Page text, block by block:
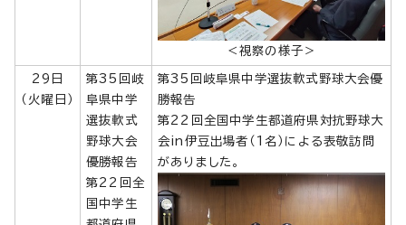
＜視察の様子＞
29日
（火曜日）
第35回岐
阜県中学
選抜軟式
野球大会
優勝報告
第22回全
国中学生
第35回岐阜県中学選抜軟式野球大会優
勝報告
第22回全国中学生都道府県対抗野球大
会in伊豆出場者（1名）による表敬訪問
がありました。